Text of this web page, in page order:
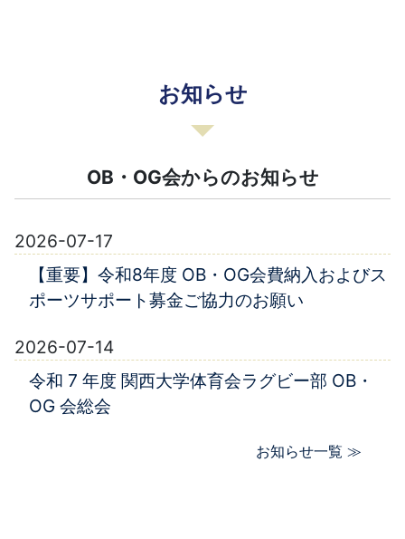
お知らせ
OB・OG会からのお知らせ
2026-07-17
【重要】令和8年度 OB・OG会費納入およびス
ポーツサポート募金ご協力のお願い
2026-07-14
令和 7 年度 関西大学体育会ラグビー部 OB・
OG 会総会
お知らせ一覧 ≫